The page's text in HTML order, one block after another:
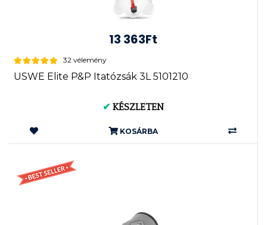
13 363Ft
32 vélemény
USWE Elite P&P Itatózsák 3L 5101210
✔ KÉSZLETEN
KOSÁRBA